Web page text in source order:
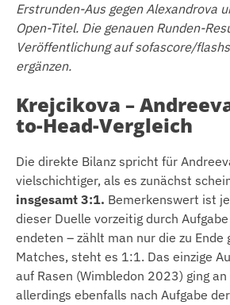
Erstrunden-Aus gegen Alexandrova
Open-Titel. Die genauen Runden-
Veröffentlichung auf sofascore/
ergänzen.
Krejcikova –
to-Head-Vergleich
Die direkte Bilanz spricht für
vielschichtiger, als es zunächst
insgesamt 3:1. Bemerkenswert ist
dieser Duelle vorzeitig durch
endeten – zählt man nur die zu Ende
Matches, steht es 1:1. Das einzige
auf Rasen (Wimbledon 2023) ging an
allerdings ebenfalls nach Aufgabe